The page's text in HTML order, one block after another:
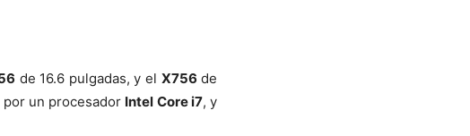
de 16.6 pulgadas, y el X756 de
un procesador Intel Core i7, y